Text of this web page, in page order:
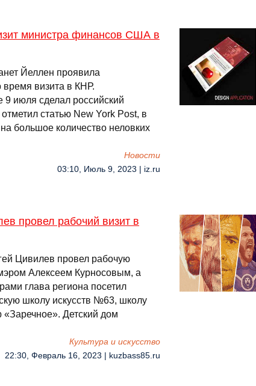
министра финансов США в
Йеллен проявила
время визита в КНР.
июля сделал российский
статью New York Post, в
большое количество неловких
Новости
03:10, Июль 9, 2023 | iz.ru
провел рабочий визит в
Цивилев провел рабочую
Алексеем Курносовым, а
глава региона посетил
школу искусств №63, школу
Детский дом
Культура и искусство
22:30, Февраль 16, 2023 | kuzbass85.ru